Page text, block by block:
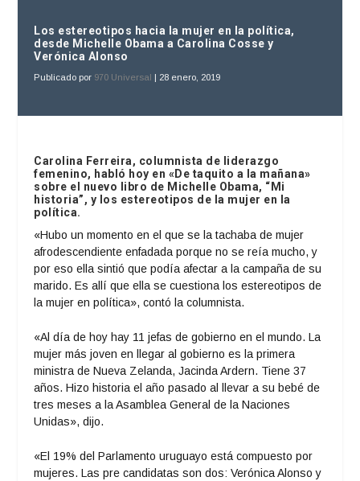
Los estereotipos hacia la mujer en la política,
desde Michelle Obama a Carolina Cosse y
Verónica Alonso
Publicado por 970 Universal | 28 enero, 2019
Carolina Ferreira, columnista de liderazgo
femenino, habló hoy en «De taquito a la mañana»
sobre el nuevo libro de Michelle Obama, “Mi
historia”, y los estereotipos de la mujer en la
política.
«Hubo un momento en el que se la tachaba de mujer
afrodescendiente enfadada porque no se reía mucho, y
por eso ella sintió que podía afectar a la campaña de su
marido. Es allí que ella se cuestiona los estereotipos de
la mujer en política», contó la columnista.
«Al día de hoy hay 11 jefas de gobierno en el mundo. La
mujer más joven en llegar al gobierno es la primera
ministra de Nueva Zelanda, Jacinda Ardern. Tiene 37
años. Hizo historia el año pasado al llevar a su bebé de
tres meses a la Asamblea General de la Naciones
Unidas», dijo.
«El 19% del Parlamento uruguayo está compuesto por
mujeres. Las pre candidatas son dos: Verónica Alonso y